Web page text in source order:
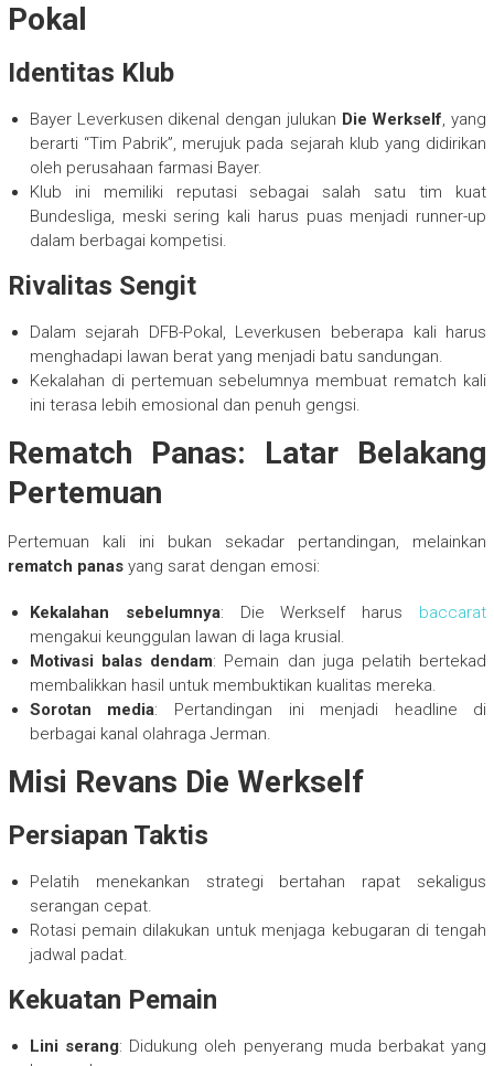
Pokal
Identitas Klub
Bayer Leverkusen dikenal dengan julukan Die Werkself, yang
berarti “Tim Pabrik”, merujuk pada sejarah klub yang didirikan
oleh perusahaan farmasi Bayer.
Klub ini memiliki reputasi sebagai salah satu tim kuat
Bundesliga, meski sering kali harus puas menjadi runner-up
dalam berbagai kompetisi.
Rivalitas Sengit
Dalam sejarah DFB-Pokal, Leverkusen beberapa kali harus
menghadapi lawan berat yang menjadi batu sandungan.
Kekalahan di pertemuan sebelumnya membuat rematch kali
ini terasa lebih emosional dan penuh gengsi.
Rematch Panas: Latar Belakang
Pertemuan
Pertemuan kali ini bukan sekadar pertandingan, melainkan
rematch panasyang sarat dengan emosi:
Kekalahan sebelumnya: Die Werkself harus baccarat
mengakui keunggulan lawan di laga krusial.
Motivasi balas dendam: Pemain dan juga pelatih bertekad
membalikkan hasil untuk membuktikan kualitas mereka.
Sorotan media: Pertandingan ini menjadi headline di
berbagai kanal olahraga Jerman.
Misi Revans Die Werkself
Persiapan Taktis
Pelatih menekankan strategi bertahan rapat sekaligus
serangan cepat.
Rotasi pemain dilakukan untuk menjaga kebugaran di tengah
jadwal padat.
Kekuatan Pemain
Lini serang: Didukung oleh penyerang muda berbakat yang